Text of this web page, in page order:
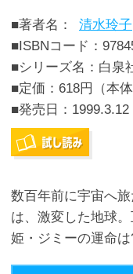
■著者名：
清水玲子
■ISBNコード：
■シリーズ名：白泉
■定価：618円（本
■発売日： 1999.3.12
数百年前に宇宙へ
は、激変した地球
姫・ジミーの運命は